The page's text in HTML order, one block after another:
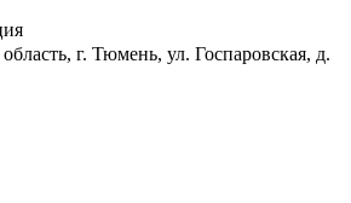
г. Тюмень, ул. Госпаровская, д.